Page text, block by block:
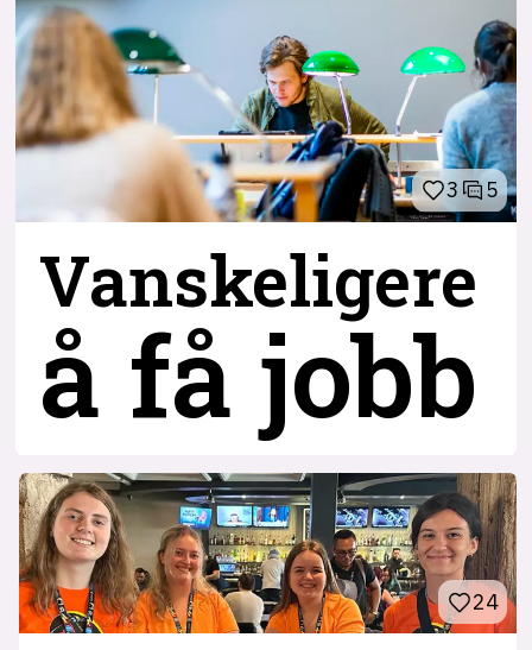
3 5
Vanskeligere
å få jobb
24